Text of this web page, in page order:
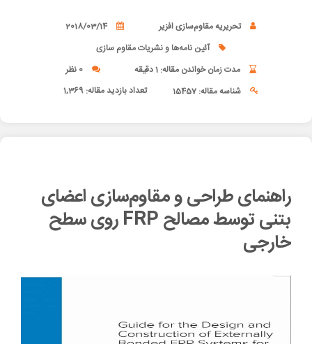
تحریریه مقاوم‌سازی افزیر
2018/03/14
آئین نامه‌ها و نشریات مقاوم سازی
مدت زمان خواندن مقاله: 1 دقیقه
0 نظر
شناسه مقاله: 15457
تعداد بازدید مقاله: 1,369
راهنمای طراحی و مقاوم‌سازی اعضای
بتنی توسط مصالح FRP روی سطح
خارجی